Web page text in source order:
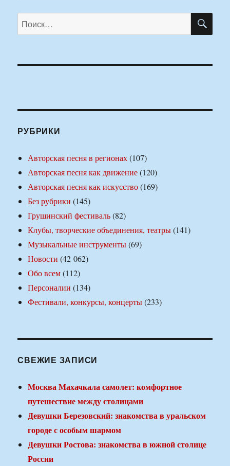
Искать:
РУБРИКИ
Авторская песня в регионах(107)
Авторская песня как движение(120)
Авторская песня как искусство(169)
Без рубрики (145)
Грушинский фестиваль(82)
Клубы, творческие объединения, театры(141)
Музыкальные инструменты(69)
Новости (42 062)
Обо всем(112)
Персоналии (134)
Фестивали, конкурсы, концерты(233)
СВЕЖИЕ ЗАПИСИ
Москва Махачкала самолет: комфортное
путешествие между столицами
Девушки Березовский: знакомства в уральском
городе с особым шармом
Девушки Ростова: знакомства в южной столице
России